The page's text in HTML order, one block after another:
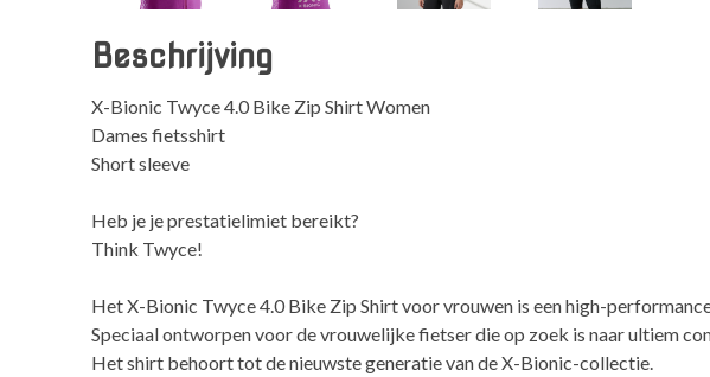
Beschrijving
X-Bionic Twyce 4.0 Bike Zip Shirt Women
Dames fietsshirt
Short sleeve
Heb je je prestatielimiet bereikt?
Think Twyce!
Het X-Bionic Twyce 4.0 Bike Zip Shirt voor vrouwen is een high-
Speciaal ontworpen voor de vrouwelijke fietser die op zoek is naar ultiem
Het shirt behoort tot de nieuwste generatie van de X-Bionic-collectie.